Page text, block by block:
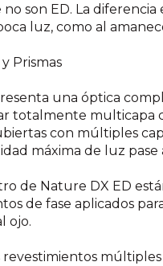
son ED. La
luz, como al
Prismas
una óptica
totalmente multicapa
con múltiples
máxima de luz pase
de Nature DX ED
de fase aplicados
ojo.